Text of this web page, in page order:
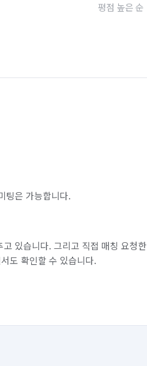
팅은 가능합니다.
있습니다. 그리고 직접 매칭 요청한
도 확인할 수 있습니다.